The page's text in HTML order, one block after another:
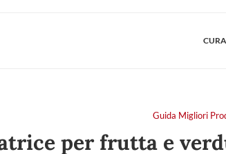
Guida Migliori
per frutta e